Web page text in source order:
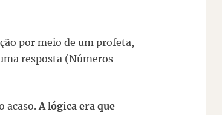
por meio de um profeta,
resposta (Números
acaso. A lógica era que